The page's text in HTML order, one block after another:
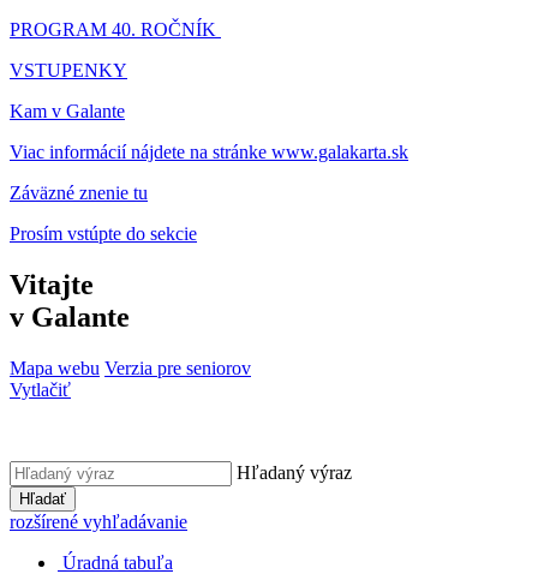
PROGRAM 40. ROČNÍK
VSTUPENKY
Kam v Galante
Viac informácií nájdete na stránke www.galakarta.sk
Záväzné znenie tu
Prosím vstúpte do sekcie
Vitajte
v Galante
Mapa webu Verzia pre seniorov
Vytlačiť
Hľadaný výraz
Hľadať
rozšírené vyhľadávanie
Úradná tabuľa